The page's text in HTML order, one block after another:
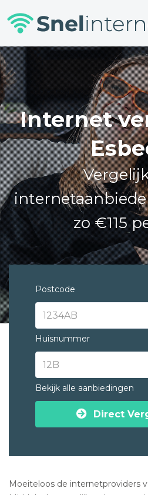
Skip
to
content
Internet
zo €115
Postcode
Huisnummer
Bekijk alle aanbiedingen
Direct
Moeiteloos de internetproviders